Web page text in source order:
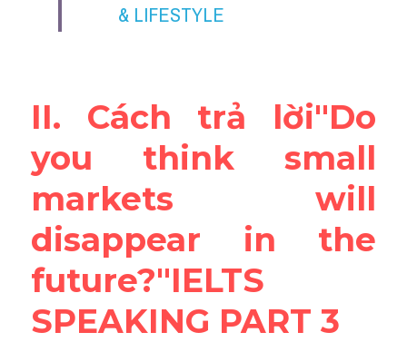
& LIFESTYLE
II. Cách trả lời"Do
you think small
markets will
disappear in the
future?"IELTS
SPEAKING PART 3